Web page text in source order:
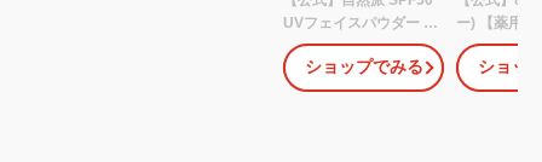
UVフェイスパウダー 毛
穴隠し 溶け込む 透明感
しっとり滑らか乾燥しな
い SPF50 PA+++ トーン
ショップでみる
ー) 【薬用
ウダー【医
and be 河北
裕介 メイク
ショッ